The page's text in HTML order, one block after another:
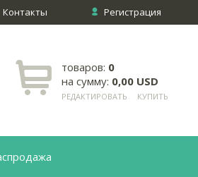
Регистрация
Контакты
товаров: 0
на сумму: 0,00 USD
РЕДАКТИРОВАТЬ КУПИТЬ